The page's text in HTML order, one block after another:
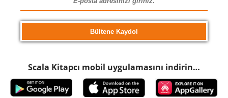
Scala Kitapcı mobil uygulamasını indirin…